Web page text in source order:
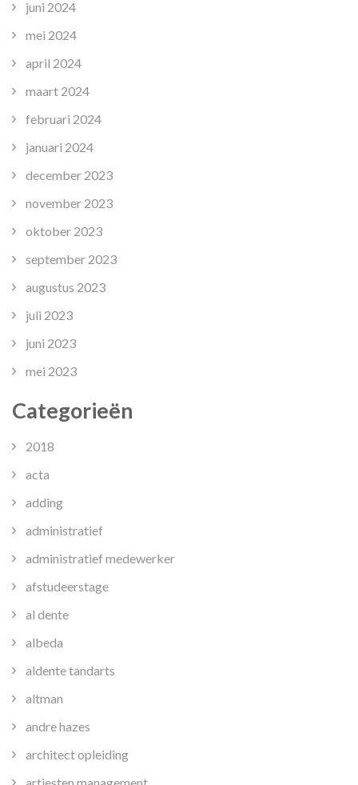
juni 2024
mei 2024
april 2024
maart 2024
februari 2024
januari 2024
december 2023
november 2023
oktober 2023
september 2023
augustus 2023
juli 2023
juni 2023
mei 2023
Categorieën
2018
acta
adding
administratief
administratief medewerker
afstudeerstage
al dente
albeda
aldente tandarts
altman
andre hazes
architect opleiding
artiesten management